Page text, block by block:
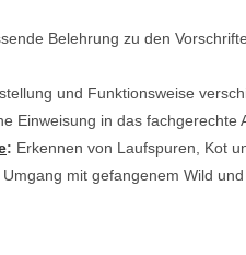
Belehrung zu den
und Funktionsweise
Einweisung in das fachgerechte
: Erkennen von Laufspuren, Kot
Umgang mit gefangenem Wild